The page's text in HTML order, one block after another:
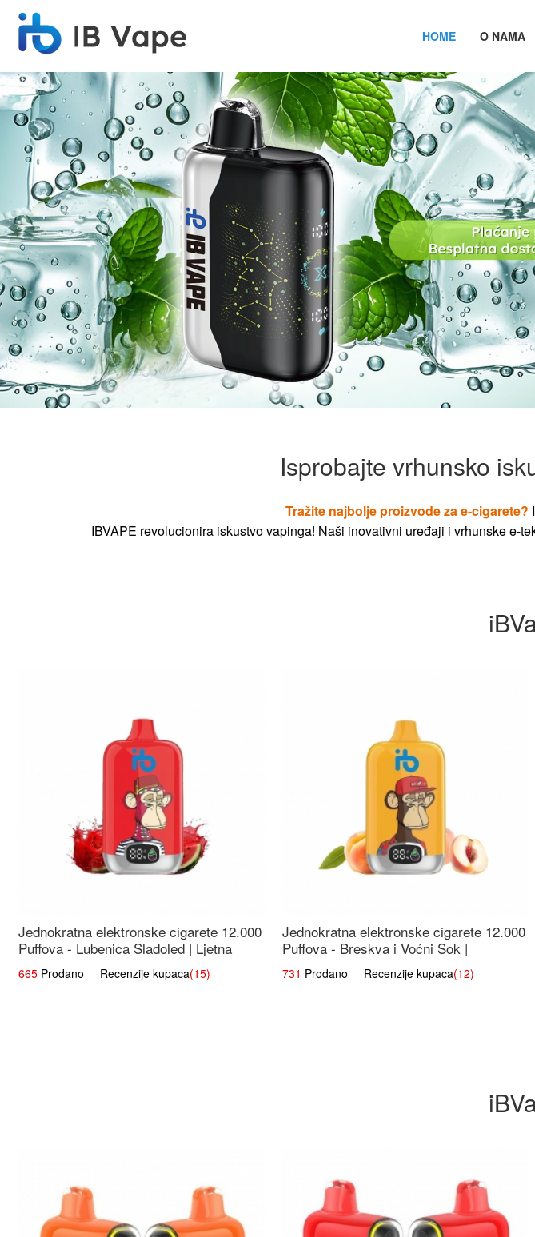
HOME O NAMA
Isprobajte vrhunsko
Tražite najbolje proizvode za e-cigarete?
IBVAPE revolucionira iskustvo vapinga! Naši inovativni uređaji i vrhunske e-
Jednokratna elektronske cigarete 12.000
Puffova - Lubenica Sladoled | Ljetna
Desertna Aroma
665 Prodano Recenzije kupaca(15)
Jednokratna elektronske cigarete 12.000
Puffova - Breskva i Voćni Sok |
Osježavajuća Voćna Mješavina
731 Prodano Recenzije kupaca(12)